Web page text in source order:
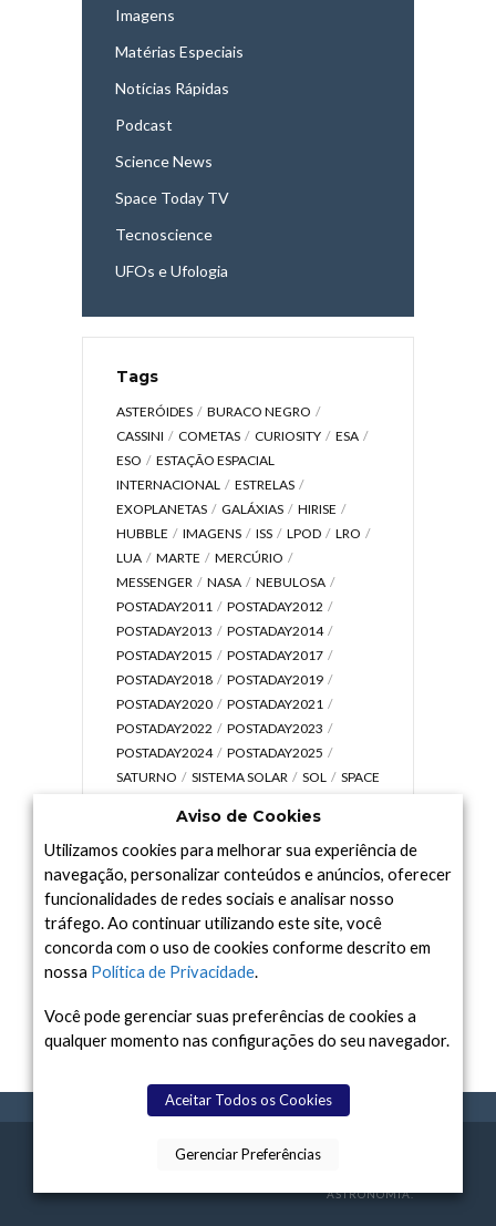
Imagens
Matérias Especiais
Notícias Rápidas
Podcast
Science News
Space Today TV
Tecnoscience
UFOs e Ufologia
Tags
ASTERÓIDES
BURACO NEGRO
CASSINI
COMETAS CURIOSITY
ESA
ESO
ESTAÇÃO ESPACIAL
INTERNACIONAL
ESTRELAS
EXOPLANETAS
GALÁXIAS
HIRISE
HUBBLE
IMAGENS ISS LPOD
LRO
LUA
MARTE
MERCÚRIO
MESSENGER
NASA
NEBULOSA
POSTADAY2011
POSTADAY2012
POSTADAY2013
POSTADAY2014
POSTADAY2015
POSTADAY2017
POSTADAY2018
POSTADAY2019
POSTADAY2020
POSTADAY2021
POSTADAY2022
POSTADAY2023
POSTADAY2024
POSTADAY2025
SATURNO
SISTEMA SOLAR SOL
SPACE
UNIVERSO
VÍDEO
Arquivo
Arquivo
TERMOS CONTATO SPACE TODAY
ASTRONOMIA.
Aviso de Cookies
Utilizamos cookies para melhorar sua experiência de
navegação, personalizar conteúdos e anúncios, oferecer
funcionalidades de redes sociais e analisar nosso
tráfego. Ao continuar utilizando este site, você
concorda com o uso de cookies conforme descrito em
nossa Política de Privacidade.
Você pode gerenciar suas preferências de cookies a
qualquer momento nas configurações do seu navegador.
Aceitar Todos os Cookies
Gerenciar Preferências